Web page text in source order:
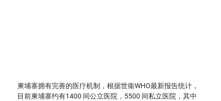
柬埔寨拥有完善的医疗机制，根据世衞WHO最新报告统计，
目前柬埔寨约有1400 间公立医院，5500 间私立医院，其中